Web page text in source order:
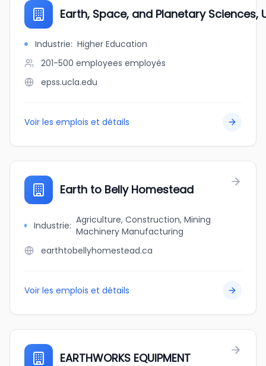
Earth, Space, and Planetary Sciences,
Industrie: Higher Education
201-500 employees employés
epss.ucla.edu
Voir les emplois et détails
Earth to Belly Homestead
Industrie: Agriculture, Construction, Mining
Machinery Manufacturing
earthtobellyhomestead.ca
Voir les emplois et détails
EARTHWORKS EQUIPMENT